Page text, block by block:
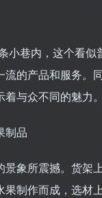
小巷内，这个看
的产品和服务。
与众不同的魅力。
制品
象所震撼。货架
果制作而成，选材